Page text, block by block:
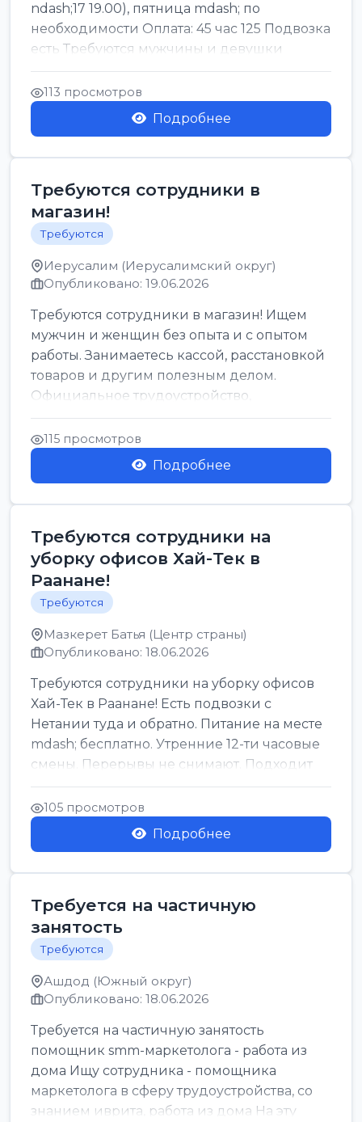
ndash;17 19.00), пятница mdash; по
необходимости Оплата: 45 час 125 Подвозка
есть Требуются мужчины и девушки
Только официальн...
113 просмотров
Подробнее
Требуются сотрудники в
магазин!
Требуются
Иерусалим (Иерусалимский округ)
Опубликовано: 19.06.2026
Требуются сотрудники в магазин! Ищем
мужчин и женщин без опыта и с опытом
работы. Занимаетесь кассой, расстановкой
товаров и другим полезным делом.
Официальное трудоустройство,
стабильная зарплата от ...
115 просмотров
Подробнее
Требуются сотрудники на
уборку офисов Хай-Тек в
Раанане!
Требуются
Мазкерет Батья (Центр страны)
Опубликовано: 18.06.2026
Требуются сотрудники на уборку офисов
Хай-Тек в Раанане! Есть подвозки с
Нетании туда и обратно. Питание на месте
mdash; бесплатно. Утренние 12-ти часовые
смены. Перерывы не снимают. Подходит
для всех...
105 просмотров
Подробнее
Требуется на частичную
занятость
Требуются
Ашдод (Южный округ)
Опубликовано: 18.06.2026
Требуется на частичную занятость
помощник smm-маркетолога - работа из
дома Ищу сотрудника - помощника
маркетолога в сферу трудоустройства, со
знанием иврита, работа из дома На эту